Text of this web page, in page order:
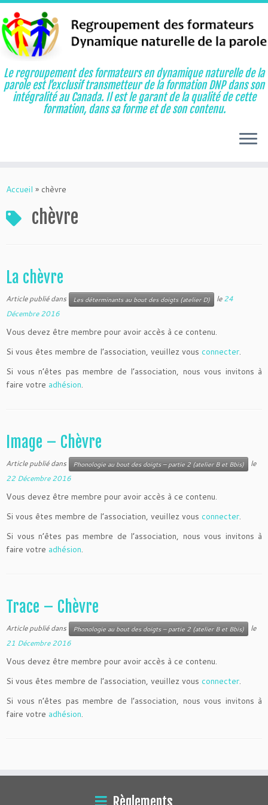
au
Le regroupement des formateurs en dynamique naturelle de la
parole est l’exclusif transmetteur de la formation DNP dans son
intégralité au Canada. Il est le garant de la qualité de cette
formation, dans sa forme et de son contenu.
Accueil » chèvre
chèvre
La chèvre
Article publié dans Les déterminants au bout des doigts (atelier D) le24
Décembre 2016
Vous devez être membre pour avoir accès à ce contenu.
Si vous êtes membre de l’association, veuillez vous connecter.
Si vous n’êtes pas membre de l’association, nous vous invitons à
faire votre adhésion.
Image – Chèvre
Article publié dans Phonologie au bout des doigts – partie 2 (atelier B et Bbis)
le
22 Décembre 2016
Vous devez être membre pour avoir accès à ce contenu.
Si vous êtes membre de l’association, veuillez vous connecter.
Si vous n’êtes pas membre de l’association, nous vous invitons à
faire votre adhésion.
Trace – Chèvre
Article publié dans Phonologie au bout des doigts – partie 2 (atelier B et Bbis)
le
21 Décembre 2016
Vous devez être membre pour avoir accès à ce contenu.
Si vous êtes membre de l’association, veuillez vous connecter.
Si vous n’êtes pas membre de l’association, nous vous invitons à
faire votre adhésion.
Règlements